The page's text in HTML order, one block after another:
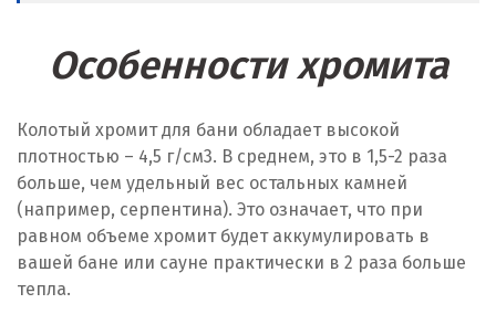
Особенности хромита
Колотый хромит для бани обладает высокой
плотностью – 4,5 г/см3. В среднем, это в 1,5-2 раза
больше, чем удельный вес остальных камней
(например, серпентина). Это означает, что при
равном объеме хромит будет аккумулировать в
вашей бане или сауне практически в 2 раза больше
тепла.